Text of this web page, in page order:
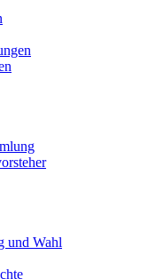
und Wahl